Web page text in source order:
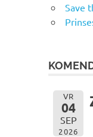
Save
VR
04
SEP
2026